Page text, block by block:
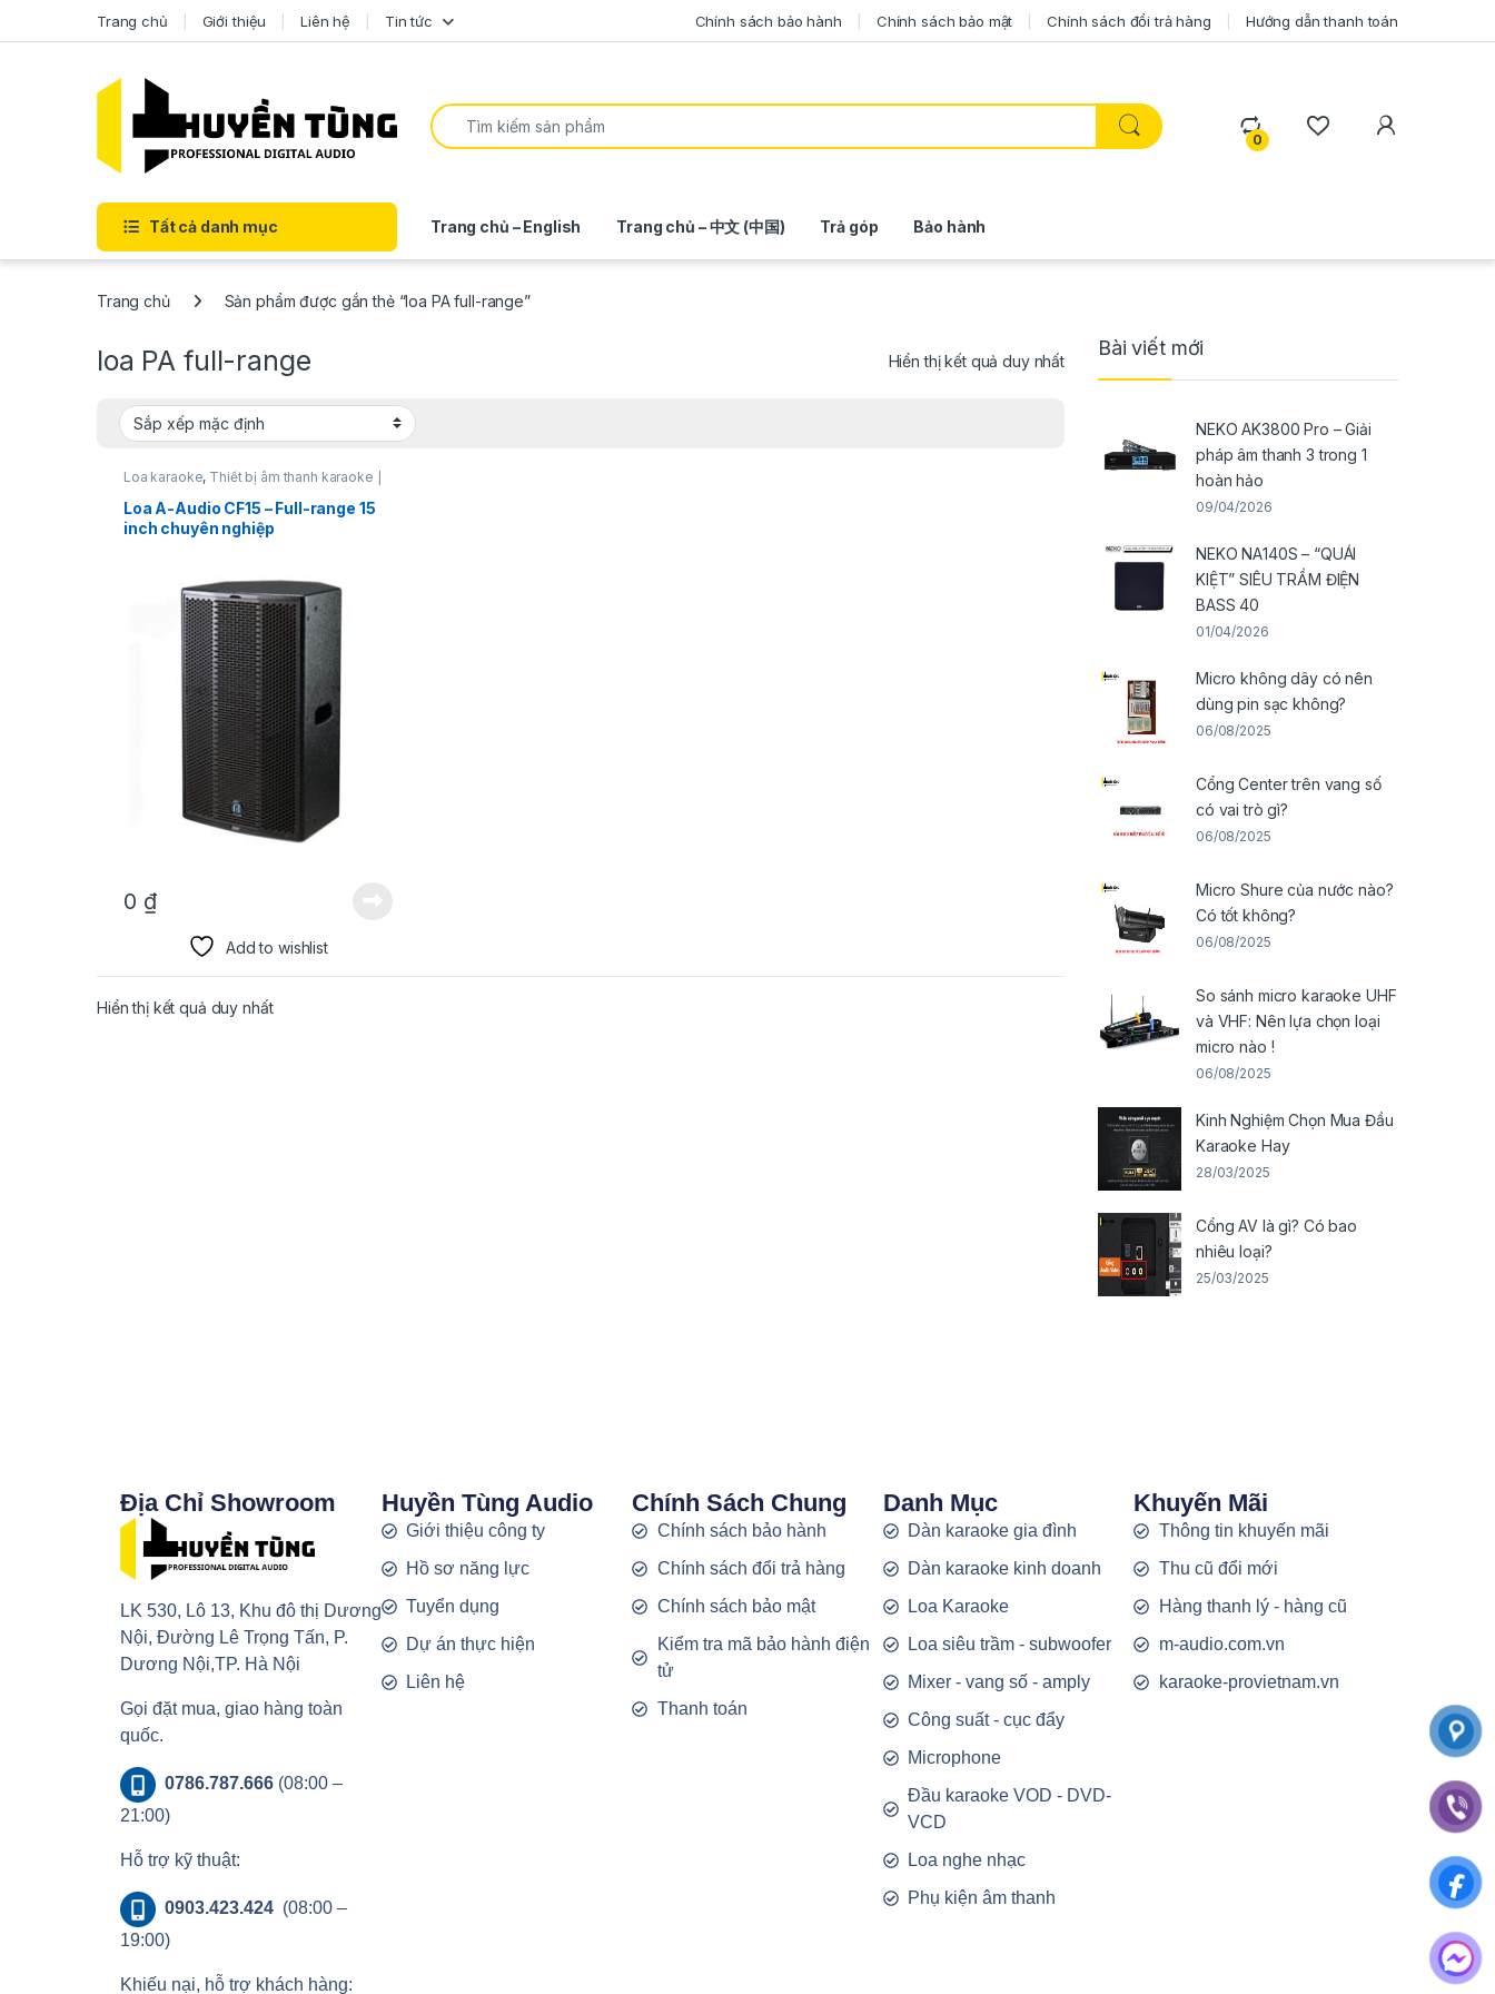
Trang chủ Giới thiệu Liên hệ Tin tức Chính sách bảo hành Chính sách bảo mật Chính sách đổi trả hàng Hướng dẫn thanh toán
0
Tất cả danh mục Trang chủ – English Trang chủ – 中文 (中国) Trả góp Bảo hành
Trang chủ Sản phẩm được gắn thẻ “loa PA full-range”
loa PA full-range Hiển thị kết quả duy nhất
Loa karaoke, Thiết bị âm thanh karaoke |
Loa A-Audio CF15 – Full-range 15
inch chuyên nghiệp
0 ₫
Add to wishlist
Hiển thị kết quả duy nhất
Bài viết mới
NEKO AK3800 Pro – Giải
pháp âm thanh 3 trong 1
hoàn hảo
09/04/2026
NEKO NA140S – “QUÁI
KIỆT” SIÊU TRẦM ĐIỆN
BASS 40
01/04/2026
Micro không dây có nên
dùng pin sạc không?
06/08/2025
Cổng Center trên vang số
có vai trò gì?
06/08/2025
Micro Shure của nước nào?
Có tốt không?
06/08/2025
So sánh micro karaoke UHF
và VHF: Nên lựa chọn loại
micro nào !
06/08/2025
Kinh Nghiệm Chọn Mua Đầu
Karaoke Hay
28/03/2025
Cổng AV là gì? Có bao
nhiêu loại?
25/03/2025
Địa Chỉ Showroom
LK 530, Lô 13, Khu đô thị Dương
Nội, Đường Lê Trọng Tấn, P.
Dương Nội,TP. Hà Nội
Gọi đặt mua, giao hàng toàn
quốc.
0786.787.666(08:00 –
21:00)
Hỗ trợ kỹ thuật:
0903.423.424 (08:00 –
19:00)
Khiếu nại, hỗ trợ khách hàng:
Huyền Tùng Audio
Giới thiệu công ty
Hồ sơ năng lực
Tuyển dụng
Dự án thực hiện
Liên hệ
Chính Sách Chung
Chính sách bảo hành
Chính sách đổi trả hàng
Chính sách bảo mật
Kiểm tra mã bảo hành điện
tử
Thanh toán
Danh Mục
Dàn karaoke gia đình
Dàn karaoke kinh doanh
Loa Karaoke
Loa siêu trầm - subwoofer
Mixer - vang số - amply
Công suất - cục đẩy
Microphone
Đầu karaoke VOD - DVD-
VCD
Loa nghe nhạc
Phụ kiện âm thanh
Khuyến Mãi
Thông tin khuyến mãi
Thu cũ đổi mới
Hàng thanh lý - hàng cũ
m-audio.com.vn
karaoke-provietnam.vn